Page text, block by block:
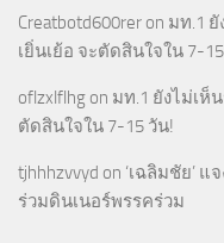
Creatbotd600rer on มท.1 ยั
เยิ่นเย้อ จะตัดสินใจใน 7-
oflzxlflhg on มท.1 ยังไม่เห็
ตัดสินใจใน 7-15 วัน!
tjhhhzvvyd on ‘เฉลิมชัย’ แ
ร่วมดินเนอร์พรรคร่วม